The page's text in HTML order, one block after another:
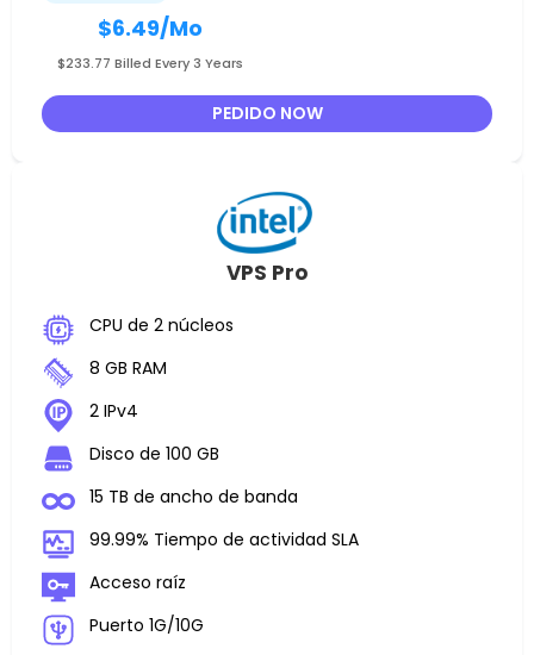
$6.49/Mo
$233.77 Billed Every 3 Years
PEDIDO NOW
VPS Pro
CPU de 2 núcleos
8 GB RAM
2 IPv4
Disco de 100 GB
15 TB de ancho de banda
99.99% Tiempo de actividad SLA
Acceso raíz
Puerto 1G/10G